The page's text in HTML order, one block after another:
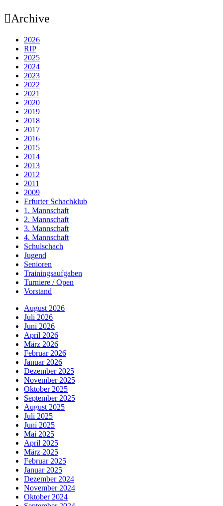
Archive
2026
RIP
2025
2024
2023
2022
2021
2020
2019
2018
2017
2016
2015
2014
2013
2012
2011
2009
Erfurter Schachklub
1. Mannschaft
2. Mannschaft
3. Mannschaft
4. Mannschaft
Schulschach
Jugend
Senioren
Trainingsaufgaben
Turniere / Open
Vorstand
August 2026
Juli 2026
Juni 2026
April 2026
März 2026
Februar 2026
Januar 2026
Dezember 2025
November 2025
Oktober 2025
September 2025
August 2025
Juli 2025
Juni 2025
Mai 2025
April 2025
März 2025
Februar 2025
Januar 2025
Dezember 2024
November 2024
Oktober 2024